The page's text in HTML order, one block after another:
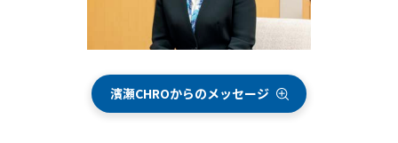
濱瀬CHROからのメッセージ